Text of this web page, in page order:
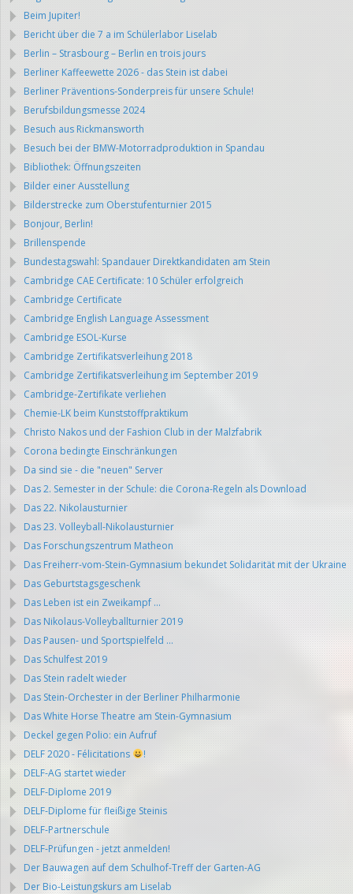
Beim Jupiter!
Bericht über die 7 a im Schülerlabor Liselab
Berlin – Strasbourg – Berlin en trois jours
Berliner Kaffeewette 2026 - das Stein ist dabei
Berliner Präventions-Sonderpreis für unsere Schule!
Berufsbildungsmesse 2024
Besuch aus Rickmansworth
Besuch bei der BMW-Motorradproduktion in Spandau
Bibliothek: Öffnungszeiten
Bilder einer Ausstellung
Bilderstrecke zum Oberstufenturnier 2015
Bonjour, Berlin!
Brillenspende
Bundestagswahl: Spandauer Direktkandidaten am Stein
Cambridge CAE Certificate: 10 Schüler erfolgreich
Cambridge Certificate
Cambridge English Language Assessment
Cambridge ESOL-Kurse
Cambridge Zertifikatsverleihung 2018
Cambridge Zertifikatsverleihung im September 2019
Cambridge-Zertifikate verliehen
Chemie-LK beim Kunststoffpraktikum
Christo Nakos und der Fashion Club in der Malzfabrik
Corona bedingte Einschränkungen
Da sind sie - die "neuen" Server
Das 2. Semester in der Schule: die Corona-Regeln als Download
Das 22. Nikolausturnier
Das 23. Volleyball-Nikolausturnier
Das Forschungszentrum Matheon
Das Freiherr-vom-Stein-Gymnasium bekundet Solidarität mit der Ukraine
Das Geburtstagsgeschenk
Das Leben ist ein Zweikampf ...
Das Nikolaus-Volleyballturnier 2019
Das Pausen- und Sportspielfeld ...
Das Schulfest 2019
Das Stein radelt wieder
Das Stein-Orchester in der Berliner Philharmonie
Das White Horse Theatre am Stein-Gymnasium
Deckel gegen Polio: ein Aufruf
DELF 2020 - Félicitations
!
DELF-AG startet wieder
DELF-Diplome 2019
DELF-Diplome für fleißige Steinis
DELF-Partnerschule
DELF-Prüfungen - jetzt anmelden!
Der Bauwagen auf dem Schulhof-Treff der Garten-AG
Der Bio-Leistungskurs am Liselab